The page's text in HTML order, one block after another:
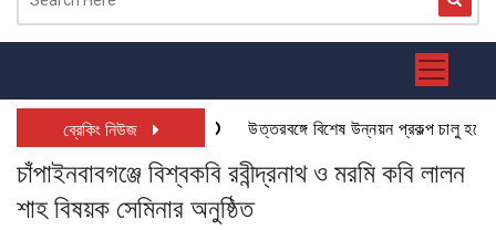
ব্রেকিং নিউজ উত্তরবঙ্গে বিশেষ উন্নয়ন প্রকল্প চালু হতে
চাঁপাইনবাবগঞ্জে বিশ্বকবি রবীন্দ্রনাথ ও মরমি কবি লালন
শাহ বিষয়ক সেমিনার অনুষ্ঠিত